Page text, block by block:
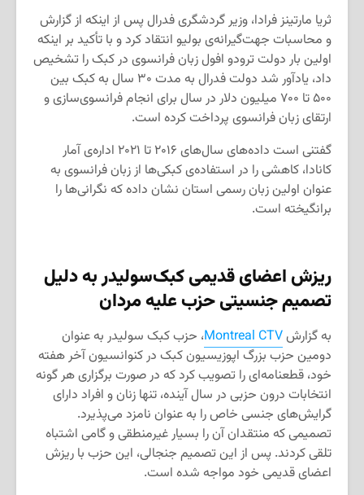
ثریا مارتینز فرادا، وزیر گردشگری فدرال پس از اینکه از گزارش
و محاسبات جهت‌گیرانه‌ی بولیو انتقاد کرد و با تأکید بر اینکه
اولین بار دولت ترودو افول زبان فرانسوی در کبک را تشخیص
داد، یادآور شد دولت فدرال به مدت ۳۰ سال به کبک بین
۵۰۰ تا ۷۰۰ میلیون دلار در سال برای انجام فرانسوی‌سازی و
ارتقای زبان فرانسوی پرداخت کرده است.
گفتنی است داده‌های سال‌های ۲۰۱۶ تا ۲۰۲۱ اداره‌ی آمار
کانادا، کاهشی را در استفاده‌ی کبکی‌ها از زبان فرانسوی به
عنوان اولین زبان رسمی استان نشان داده که نگرانی‌ها را
برانگیخته است.
ریزش اعضای قدیمی کبک‌سولیدر به دلیل
تصمیم جنسیتی حزب علیه مردان
به گزارشMontreal CTV، حزب کبک سولیدر به عنوان
دومین حزب بزرگ اپوزیسیون کبک در کنوانسیون آخر هفته
خود، قطعنامه‌ای را تصویب کرد که در صورت برگزاری هر گونه
انتخابات درون حزبی در سال آینده، تنها زنان و افراد دارای
گرایش‌های جنسی خاص را به عنوان نامزد می‌پذیرد.
تصمیمی که منتقدان آن را بسیار غیرمنطقی و گامی اشتباه
تلقی کردند. پس از این تصمیم جنجالی، این حزب با ریزش
اعضای قدیمی خود مواجه شده است.